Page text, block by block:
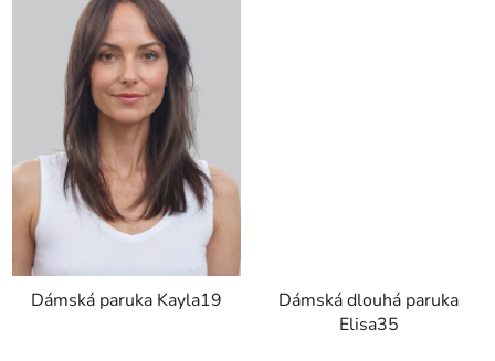
Dámská paruka Kayla19
Dámská dlouhá paruka
Elisa35